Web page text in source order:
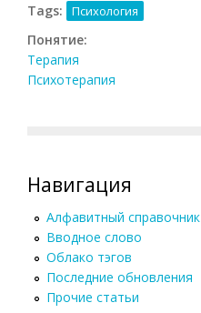
Tags: Психология
Понятие:
Терапия
Психотерапия
Навигация
Алфавитный справочник
Вводное слово
Облако тэгов
Последние обновления
Прочие статьи